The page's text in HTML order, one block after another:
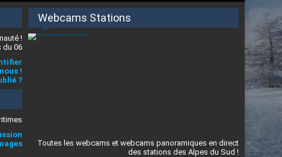
!
du 06
!
?
Webcams Stations
Toutes les webcams et webcams panoramiques en direct
des stations des Alpes du Sud !